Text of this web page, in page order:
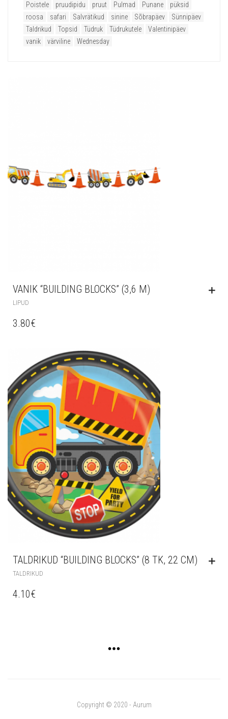
Poistele
pruudipidu pruut Pulmad Punane
püksid
roosa
safari Salvrätikud sinine Sõbrapäev
Sünnipäev
Taldrikud
Topsid Tüdruk Tüdrukutele
Valentinipäev
vanik
värviline Wednesday
VANIK “BUILDING BLOCKS” (3,6 M)
LIPUD
3.80€
TALDRIKUD “BUILDING BLOCKS” (8 TK, 22 CM)
TALDRIKUD
4.10€
Copyright © 2020 - Aurum